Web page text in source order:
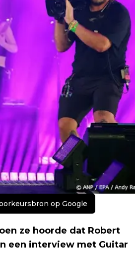
op Google
ze hoorde dat Robert
een interview met Guitar